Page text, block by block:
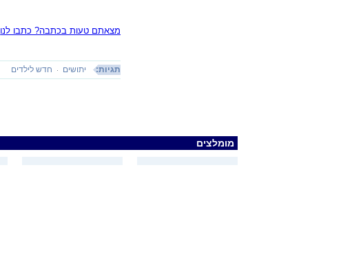
מצאתם טעות בכתבה? כתבו לנו
תגיות: יתושים חדש לילדים
מומלצים